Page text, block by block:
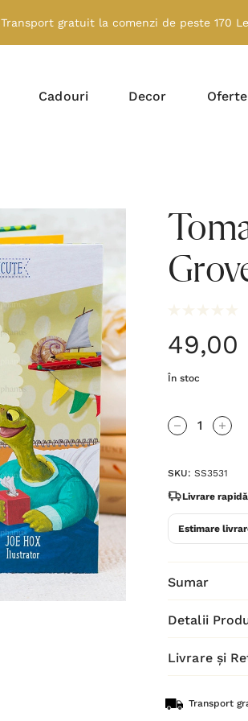
Transport gratuit la comenzi de peste 170
Cadouri Decor Oferte
49,00
În stoc
Grăbește-
te!
curent
este:
Cantitate
SKU: SS3531
Livrare rapidă
Estimare
Sumar
Detalii
Livrare și
Transport